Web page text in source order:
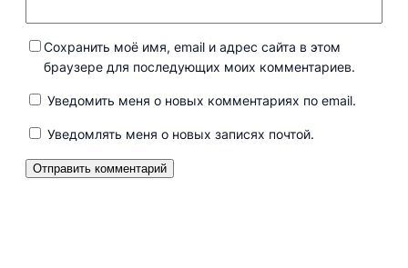
Сохранить моё имя, email и адрес сайта в этом
браузере для последующих моих комментариев.
Уведомить меня о новых комментариях по email.
Уведомлять меня о новых записях почтой.